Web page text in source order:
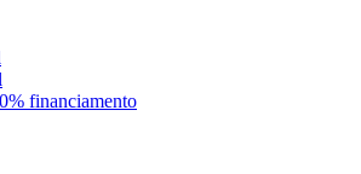
financiamento